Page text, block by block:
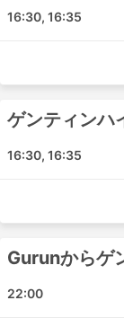
ゲンティン
アロルセ
ケダ - ゲン
グアー・
スンガイ・
ゲンティン
Antar
ス
バス旅行の醍醐
す。バスのクラ
に対応していま
16:30, 16:35
ゲンティンハ
16:30, 16:35
Gurunからゲ
22:00